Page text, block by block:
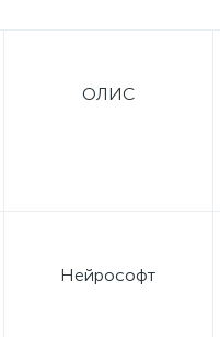
ОЛИС
Нейрософт